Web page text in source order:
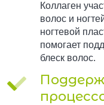
Коллаген
волос и
ногтевой
помогает
блеск волос.